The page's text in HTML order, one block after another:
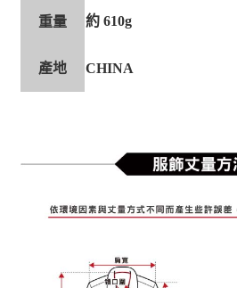
重量 約 610g
產地 CHINA